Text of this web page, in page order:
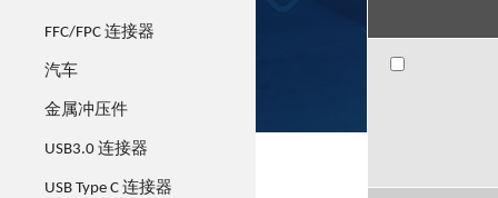
FFC/FPC 连接器
汽车
金属冲压件
USB3.0 连接器
USB Type C 连接器